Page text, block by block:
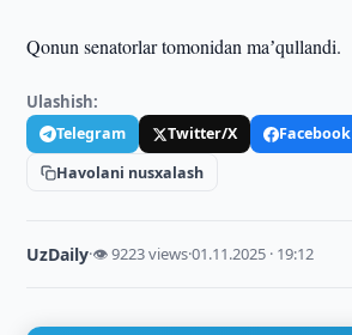
Qonun senatorlar tomonidan maʼqullandi.
Ulashish:
Telegram Twitter/X
Facebook
Havolani nusxalash
UzDaily·👁 9223 views·01.11.2025 · 19:12